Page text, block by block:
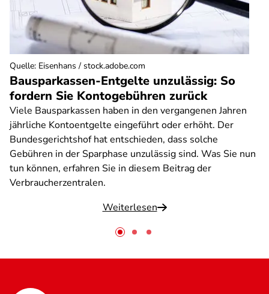
Bausparkassen-Entgelte unzulässig: So
fordern Sie Kontogebühren zurück
Viele Bausparkassen haben in den vergangenen Jahren
jährliche Kontoentgelte eingeführt oder erhöht. Der
Bundesgerichtshof hat entschieden, dass solche
Gebühren in der Sparphase unzulässig sind. Was Sie nun
tun können, erfahren Sie in diesem Beitrag der
Verbraucherzentralen.
Weiterlesen
Quelle: Eisenhans / stock.adobe.com